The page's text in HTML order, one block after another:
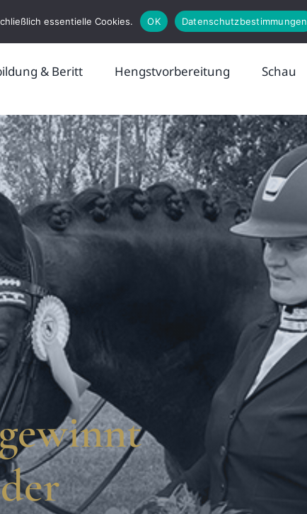
& Beritt Hengstvorbereitung Schau
essentielle Cookies. OK Datenschutzbestimmungen